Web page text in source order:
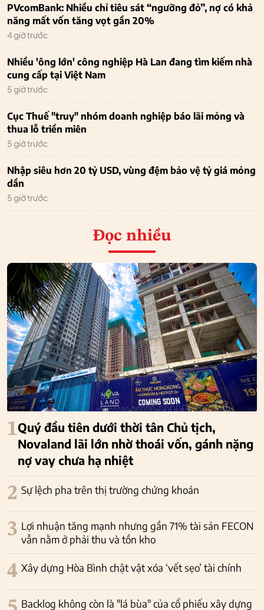
PVcomBank: Nhiều chỉ tiêu sát “ngưỡng đỏ”, nợ có khả
năng mất vốn tăng vọt gần 20%
4 giờ trước
Nhiều 'ông lớn' công nghiệp Hà Lan đang tìm kiếm nhà
cung cấp tại Việt Nam
5 giờ trước
Cục Thuế "truy" nhóm doanh nghiệp báo lãi mỏng và
thua lỗ triền miên
5 giờ trước
Nhập siêu hơn 20 tỷ USD, vùng đệm bảo vệ tỷ giá mỏng
dần
5 giờ trước
Đọc nhiều
1Quý đầu tiên dưới thời tân Chủ tịch,
Novaland lãi lớn nhờ thoái vốn, gánh nặng
nợ vay chưa hạ nhiệt
2 Sự lệch pha trên thị trường chứng khoán
3 Lợi nhuận tăng mạnh nhưng gần 71% tài sản FECON
vẫn nằm ở phải thu và tồn kho
4 Xây dựng Hòa Bình chật vật xóa ‘vết sẹo’ tài chính
Backlog không còn là "lá bùa" của cổ phiếu xây dựng